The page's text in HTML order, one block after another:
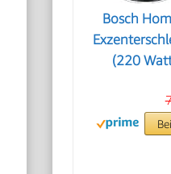
Bosch
(220